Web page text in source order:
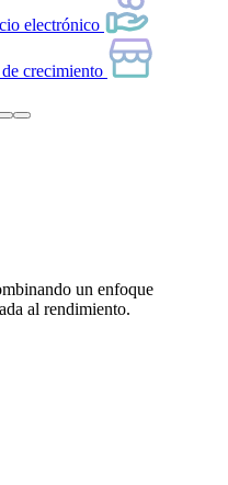
electrónico
crecimiento
un enfoque
al rendimiento.